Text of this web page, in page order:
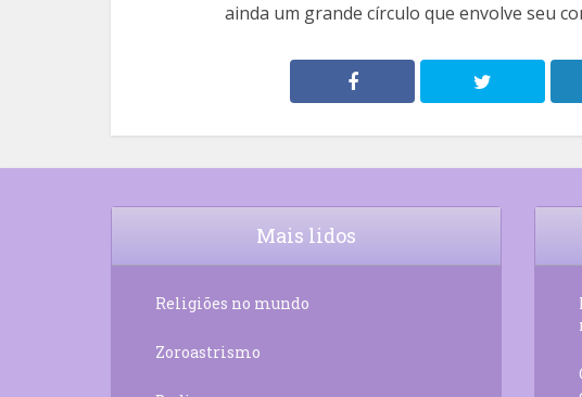
ainda um grande círculo que envolve seu
Mais lidos
Religiões no mundo
Zoroastrismo